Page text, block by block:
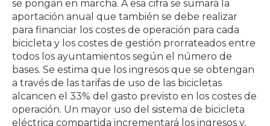
se pongan en marcha. A esa cifra se sumará la
aportación anual que también se debe realizar
para financiar los costes de operación para cada
bicicleta y los costes de gestión prorrateados entre
todos los ayuntamientos según el número de
bases. Se estima que los ingresos que se obtengan
a través de las tarifas de uso de las bicicletas
alcancen el 33% del gasto previsto en los costes de
operación. Un mayor uso del sistema de bicicleta
eléctrica compartida incrementará los ingresos y,